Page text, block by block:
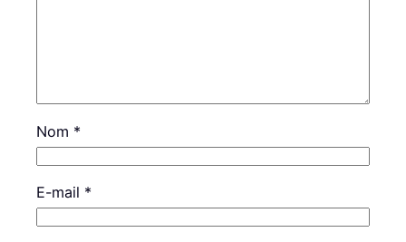
Nom *
E-mail *